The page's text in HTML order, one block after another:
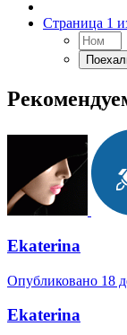
Страница 1
Ekaterina
Опубликовано 18
Ekaterina